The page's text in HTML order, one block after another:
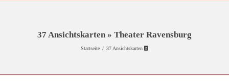
37 Ansichtskarten » Theater Ravensburg
Startseite / 37 Ansichtskarten